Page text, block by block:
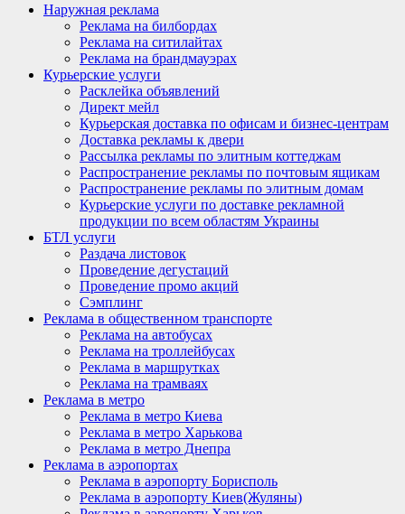
Наружная реклама
Реклама на билбордах
Реклама на ситилайтах
Реклама на брандмауэрах
Курьерские услуги
Расклейка объявлений
Директ мейл
Курьерская доставка по офисам и бизнес-центрам
Доставка рекламы к двери
Рассылка рекламы по элитным коттеджам
Распространение рекламы по почтовым ящикам
Распространение рекламы по элитным домам
Курьерские услуги по доставке рекламной
продукции по всем областям Украины
БТЛ услуги
Раздача листовок
Проведение дегустаций
Проведение промо акций
Сэмплинг
Реклама в общественном транспорте
Реклама на автобусах
Реклама на троллейбусах
Реклама в маршрутках
Реклама на трамваях
Реклама в метро
Реклама в метро Киева
Реклама в метро Харькова
Реклама в метро Днепра
Реклама в аэропортах
Реклама в аэропорту Борисполь
Реклама в аэропорту Киев(Жуляны)